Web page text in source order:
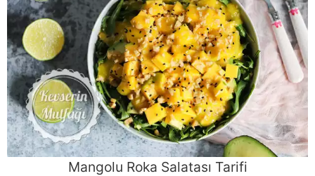
Mangolu Roka Salatası Tarifi